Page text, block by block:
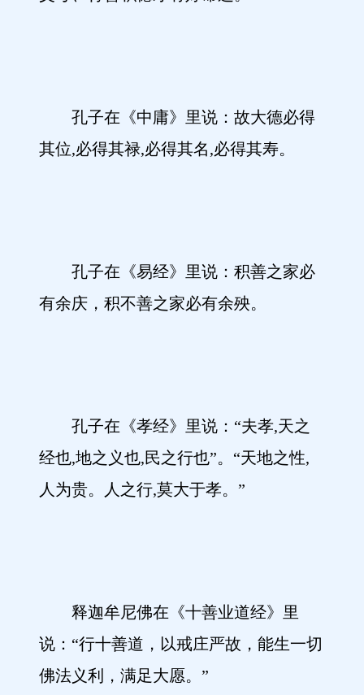
孔子在《中庸》里说：故大德必得
其位,必得其禄,必得其名,必得其寿。
孔子在《易经》里说：积善之家必
有余庆，积不善之家必有余殃。
孔子在《孝经》里说：“夫孝,天之
经也,地之义也,民之行也”。“天地之性,
人为贵。人之行,莫大于孝。”
释迦牟尼佛在《十善业道经》里
说：“行十善道，以戒庄严故，能生一切
佛法义利，满足大愿。”